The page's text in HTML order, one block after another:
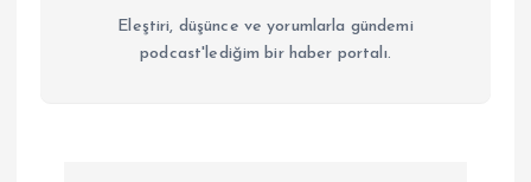
Eleştiri, düşünce ve yorumlarla gündemi
podcast'lediğim bir haber portalı.